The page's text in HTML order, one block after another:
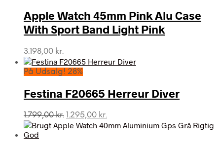
Apple Watch 45mm Pink Alu Case
With Sport Band Light Pink
3.198,00 kr.
På Udsalg! 28%
Festina F20665 Herreur Diver
1.799,00kr. Den
oprindelige
1.295,00 kr.
aktuelle